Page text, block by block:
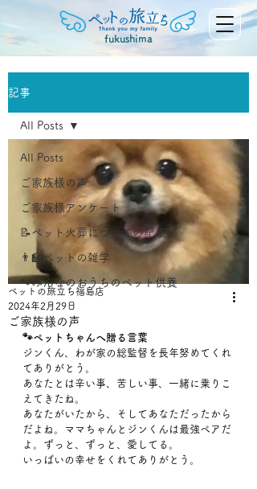
fukushima
記事
All Posts
ご家族様の声
ご家族様アンケート
📝ペット火葬についての記事
👨‍🏫ペットの雑学
🐾みんなのおうちのペット供養
All Posts
ご家族様の声
ペットの旅立ち福島店
2024年2月29日
🐾ペットちゃんへ贈る言葉
ジンくん、わが家の総監督を長年努めてくれ
てありがとう。
あなたとは辛い事、苦しい事、一緒に乗りこ
えてきたね。
あなたがいたから、そしてあなただったから
だよね。ママちゃんとジンくんは最強ペアだ
よ。ずっと、ずっと、愛してる。
いっぱいの幸せをくれてありがとう。